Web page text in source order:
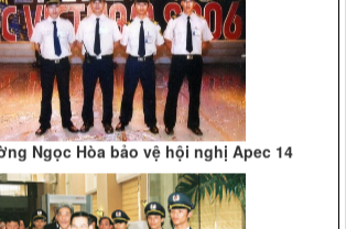
Ngọc Hòa bảo vệ hội nghị Apec 14